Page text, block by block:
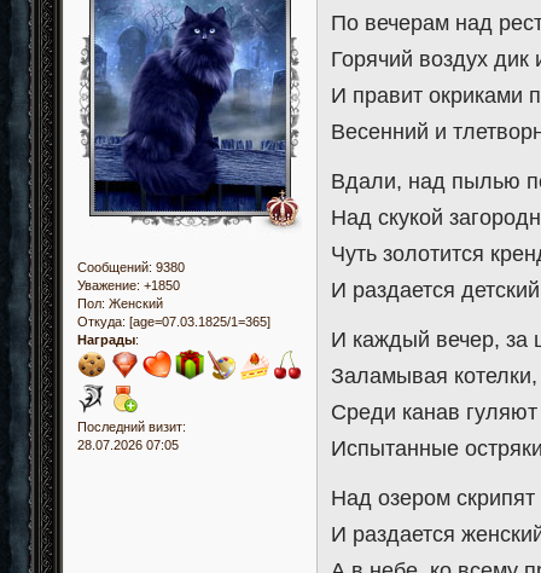
Сообщений: 9380
Уважение: +1850
Пол: Женский
Откуда: [age=07.03.1825/1=365]
Награды:
Последний визит:
28.07.2026 07:05
По вечерам над
Горячий воздух дик
И правит окриками
Весенний и
Вдали, над пылью
Над скукой
Чуть золотится
И раздается
И каждый вечер, за
Заламывая котелки,
Среди канав
Испытанные
Над озером
И раздается